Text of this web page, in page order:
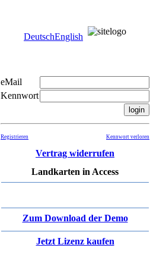
DeutschEnglish
eMail
Kennwort
Registrieren Kennwort verloren
Vertrag widerrufen
Landkarten in Access
Zum Download der Demo
Jetzt Lizenz kaufen